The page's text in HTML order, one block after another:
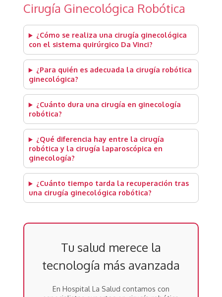
Cirugía Ginecológica Robótica
¿Cómo se realiza una cirugía ginecológica
con el sistema quirúrgico Da Vinci?
¿Para quién es adecuada la cirugía robótica
ginecológica?
¿Cuánto dura una cirugía en ginecología
robótica?
¿Qué diferencia hay entre la cirugía
robótica y la cirugía laparoscópica en
ginecología?
¿Cuánto tiempo tarda la recuperación tras
una cirugía ginecológica robótica?
Tu salud merece la
tecnología más avanzada
En Hospital La Salud contamos con